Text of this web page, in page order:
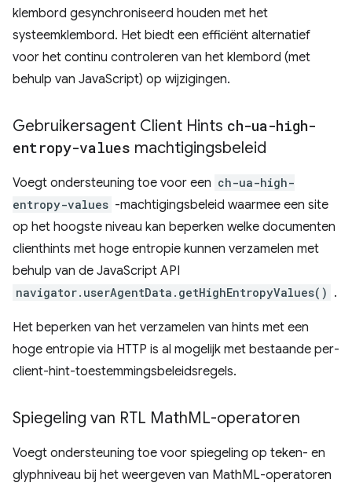
klembord gesynchroniseerd houden met het
systeemklembord. Het biedt een efficiënt alternatief
voor het continu controleren van het klembord (met
behulp van JavaScript) op wijzigingen.
Gebruikersagent Client Hints ch-ua-high-
entropy-values ​​machtigingsbeleid
Voegt ondersteuning toe voor een ch-ua-high-
entropy-values -machtigingsbeleid waarmee een site
op het hoogste niveau kan beperken welke documenten
clienthints met hoge entropie kunnen verzamelen met
behulp van de JavaScript API
navigator.userAgentData.getHighEntropyValues() .
Het beperken van het verzamelen van hints met een
hoge entropie via HTTP is al mogelijk met bestaande per-
client-hint-toestemmingsbeleidsregels.
Spiegeling van RTL MathML-operatoren
Voegt ondersteuning toe voor spiegeling op teken- en
glyphniveau bij het weergeven van MathML-operatoren